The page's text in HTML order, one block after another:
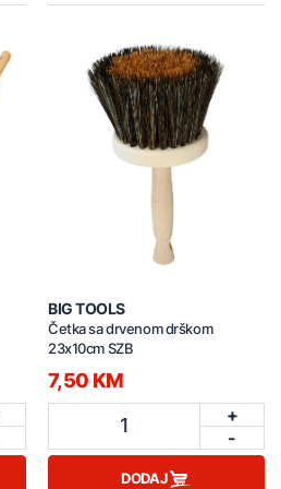
BIG TOOLS
Četka sa drvenom drškom
23x10cm SZB
7,50 KM
1
+
-
DODAJ